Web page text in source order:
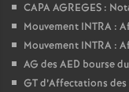
CAPA AGREGES :
Mouvement INTRA :
Mouvement INTRA :
AG des AED bourse
GT d’Affectations des